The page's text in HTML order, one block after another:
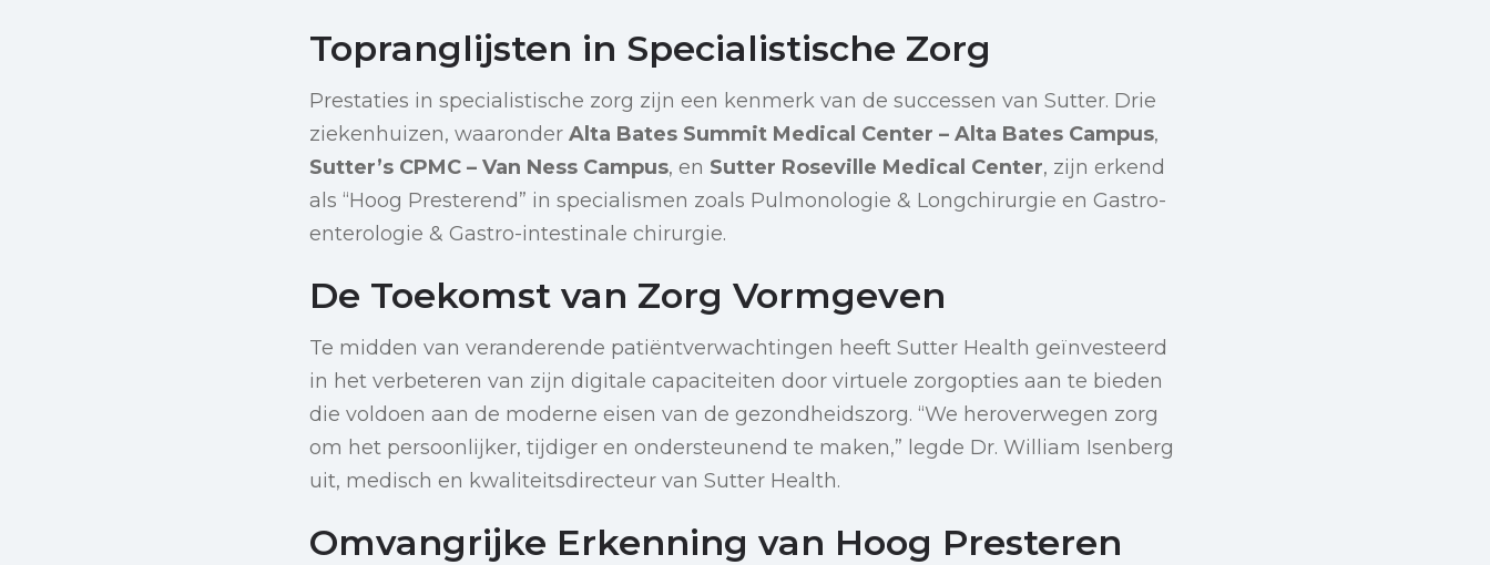
Topranglijsten in Specialistische Zorg
Prestaties in specialistische zorg zijn een kenmerk van de successen van Sutter. Drie
ziekenhuizen, waaronder Alta Bates Summit Medical Center – Alta Bates Campus,
Sutter’s CPMC – Van Ness Campus, en Sutter Roseville Medical Center, zijn erkend
als “Hoog Presterend” in specialismen zoals Pulmonologie & Longchirurgie en Gastro-
enterologie & Gastro-intestinale chirurgie.
De Toekomst van Zorg Vormgeven
Te midden van veranderende patiëntverwachtingen heeft Sutter Health geïnvesteerd
in het verbeteren van zijn digitale capaciteiten door virtuele zorgopties aan te bieden
die voldoen aan de moderne eisen van de gezondheidszorg. “We heroverwegen zorg
om het persoonlijker, tijdiger en ondersteunend te maken,” legde Dr. William Isenberg
uit, medisch en kwaliteitsdirecteur van Sutter Health.
Omvangrijke Erkenning van Hoog Presteren